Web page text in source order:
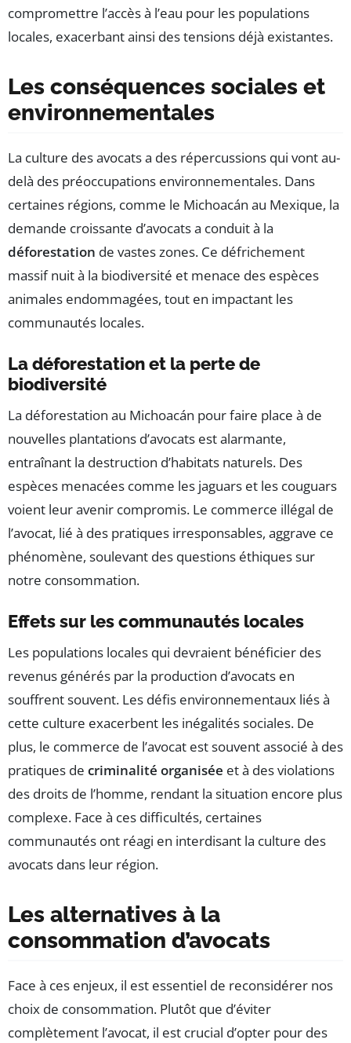
compromettre l’accès à l’eau pour les populations
locales, exacerbant ainsi des tensions déjà existantes.
Les conséquences sociales et
environnementales
La culture des avocats a des répercussions qui vont au-
delà des préoccupations environnementales. Dans
certaines régions, comme le Michoacán au Mexique, la
demande croissante d’avocats a conduit à la
déforestation de vastes zones. Ce défrichement
massif nuit à la biodiversité et menace des espèces
animales endommagées, tout en impactant les
communautés locales.
La déforestation et la perte de
biodiversité
La déforestation au Michoacán pour faire place à de
nouvelles plantations d’avocats est alarmante,
entraînant la destruction d’habitats naturels. Des
espèces menacées comme les jaguars et les couguars
voient leur avenir compromis. Le commerce illégal de
l’avocat, lié à des pratiques irresponsables, aggrave ce
phénomène, soulevant des questions éthiques sur
notre consommation.
Effets sur les communautés locales
Les populations locales qui devraient bénéficier des
revenus générés par la production d’avocats en
souffrent souvent. Les défis environnementaux liés à
cette culture exacerbent les inégalités sociales. De
plus, le commerce de l’avocat est souvent associé à des
pratiques de criminalité organisée et à des violations
des droits de l’homme, rendant la situation encore plus
complexe. Face à ces difficultés, certaines
communautés ont réagi en interdisant la culture des
avocats dans leur région.
Les alternatives à la
consommation d’avocats
Face à ces enjeux, il est essentiel de reconsidérer nos
choix de consommation. Plutôt que d’éviter
complètement l’avocat, il est crucial d’opter pour des